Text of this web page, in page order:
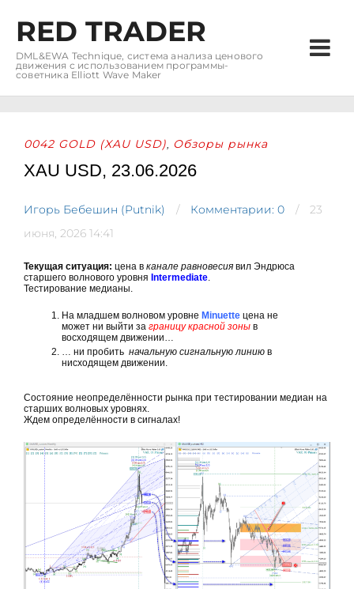
RED TRADER
DML&EWA Technique, система анализа ценового
движения с использованием программы-
советника Elliott Wave Maker
0042 GOLD (XAU USD), Обзоры рынка
XAU USD, 23.06.2026
Игорь Бебешин (Putnik) Комментарии: 0
23
июня, 2026 14:41
Текущая ситуация: цена в канале равновесия вил Эндрюса
старшего волнового уровня Intermediate.
Тестирование медианы.
На младшем волновом уровне Minuette цена не
может ни выйти за границу красной зоны в
восходящем движении…
… ни пробить начальную сигнальную линию в
нисходящем движении.
Состояние неопределённости рынка при тестировании медиан на
старших волновых уровнях.
Ждем определённости в сигналах!